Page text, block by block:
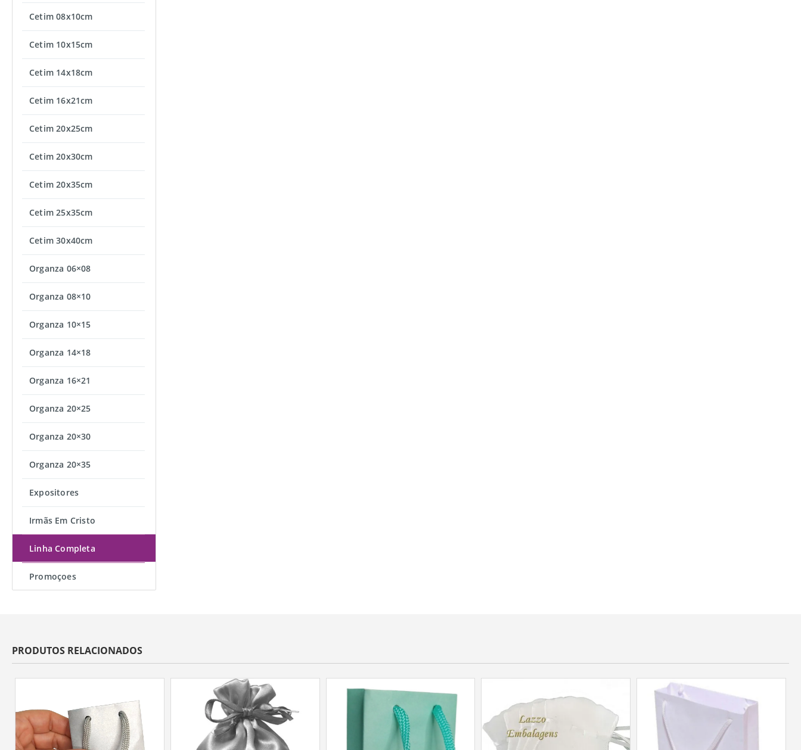
Cetim 08x10cm
Cetim 10x15cm
Cetim 14x18cm
Cetim 16x21cm
Cetim 20x25cm
Cetim 20x30cm
Cetim 20x35cm
Cetim 25x35cm
Cetim 30x40cm
Organza 06×08
Organza 08×10
Organza 10×15
Organza 14×18
Organza 16×21
Organza 20×25
Organza 20×30
Organza 20×35
Expositores
Irmãs Em Cristo
Linha Completa
Promoçoes
PRODUTOS RELACIONADOS